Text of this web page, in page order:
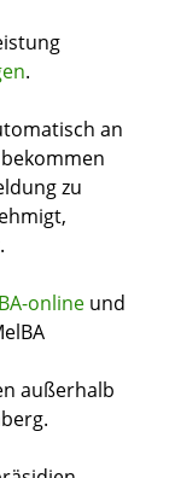
.
an
zu
online und
außerhalb